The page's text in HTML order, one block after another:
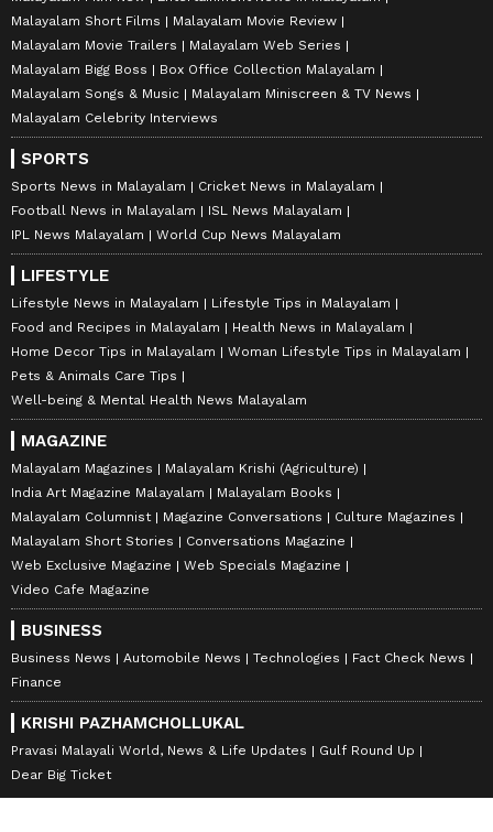
Malayalam Short Films
Malayalam Movie Review
Malayalam Movie Trailers
Malayalam Web Series
Malayalam Bigg Boss
Box Office Collection Malayalam
Malayalam Songs & Music
Malayalam Miniscreen & TV News
Malayalam Celebrity Interviews
SPORTS
Sports News in Malayalam
Cricket News in Malayalam
Football News in Malayalam
ISL News Malayalam
IPL News Malayalam
World Cup News Malayalam
LIFESTYLE
Lifestyle News in Malayalam
Lifestyle Tips in Malayalam
Food and Recipes in Malayalam
Health News in Malayalam
Home Decor Tips in Malayalam
Woman Lifestyle Tips in Malayalam
Pets & Animals Care Tips
Well-being & Mental Health News Malayalam
MAGAZINE
Malayalam Magazines
Malayalam Krishi (Agriculture)
India Art Magazine Malayalam
Malayalam Books
Malayalam Columnist
Magazine Conversations
Culture Magazines
Malayalam Short Stories
Conversations Magazine
Web Exclusive Magazine
Web Specials Magazine
Video Cafe Magazine
BUSINESS
Business News Automobile News Technologies
Fact Check News
Finance
KRISHI PAZHAMCHOLLUKAL
Pravasi Malayali World, News & Life Updates
Gulf Round Up
Dear Big Ticket